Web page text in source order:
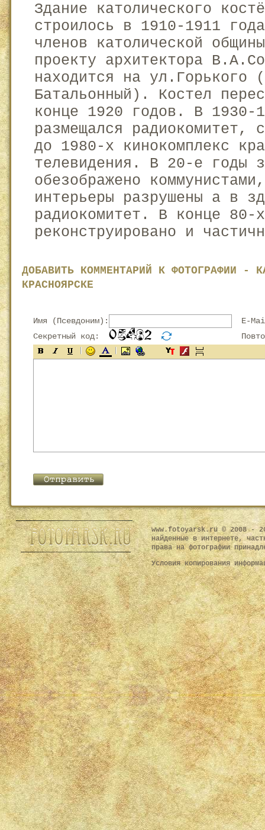
Здание католического
строилось в 1910-1911
членов католической
проекту архитектора
находится на ул.Горького
Батальонный). Костел
конце 1920 годов. В 1930-
размещался радиокомитет,
до 1980-х кинокомплекс
телевидения. В 20-е годы
обезображено
интерьеры разрушены а в
радиокомитет. В конце 80-
реконструировано и
ДОБАВИТЬ КОММЕНТАРИЙ К ФОТОГРАФИИ -
КРАСНОЯРСКЕ
Имя (Псевдоним):
E-
Секретный код:
www.fotoyarsk.ru © 2008 -
найденные в интернете,
права на фотографии
Условия копирования